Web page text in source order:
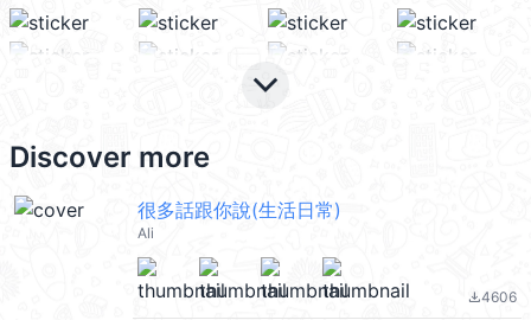
keyboard_arrow_down
Discover more
很多話跟你說(生活日常)
Ali
file_download4606